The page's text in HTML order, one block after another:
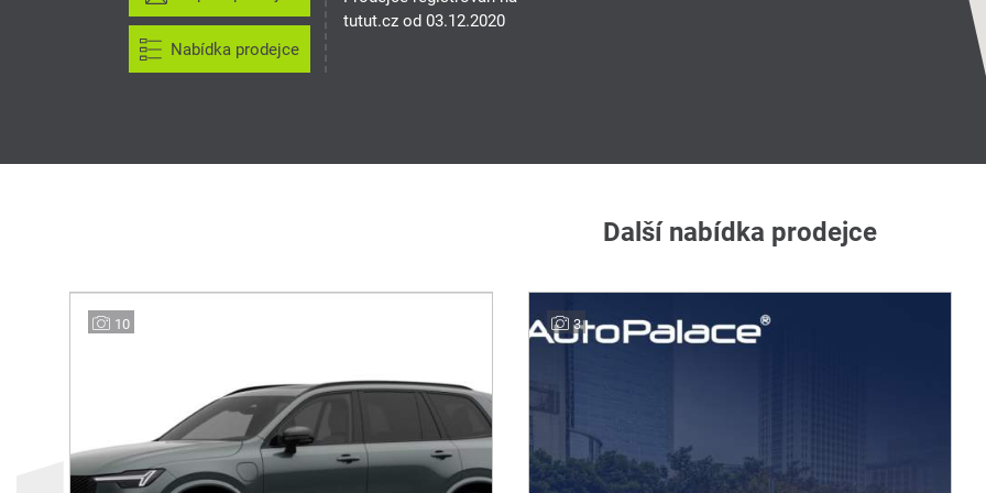
Nabídka prodejce
tutut.cz od 03.12.2020
Další nabídka prodejce
10 3